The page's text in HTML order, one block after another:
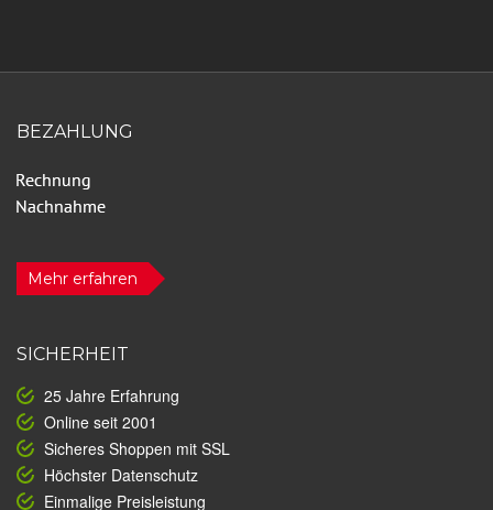
BEZAHLUNG
Mehr erfahren
SICHERHEIT
25 Jahre Erfahrung
Online seit 2001
Sicheres Shoppen mit SSL
Höchster Datenschutz
Einmalige Preisleistung